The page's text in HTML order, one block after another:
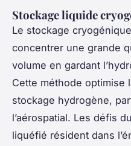
Stockage liquide
Le stockage
concentrer une grande
volume en gardant
Cette méthode optimise
stockage hydrogène,
l’aérospatial. Les défis
liquéfié résident dans